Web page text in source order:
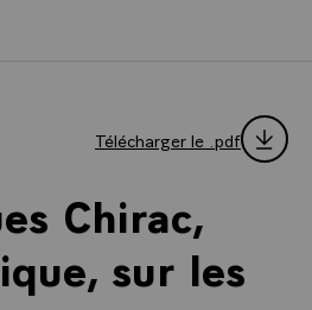
Télécharger le .pdf
Chirac,
sur les